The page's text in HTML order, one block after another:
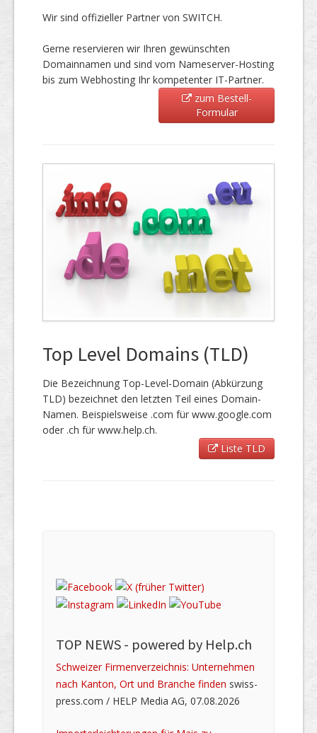
Wir sind offizieller Partner von SWITCH.
Gerne reservieren wir Ihren gewünschten
Domainnamen und sind vom Nameserver-Hosting
bis zum Webhosting Ihr kompetenter IT-Partner.
zum Bestell-
Formular
Top Level Domains (TLD)
Die Bezeichnung Top-Level-Domain (Abkürzung
TLD) bezeichnet den letzten Teil eines Domain-
Namen. Beispielsweise .com für www.google.com
oder .ch für www.help.ch.
Liste TLD
TOP NEWS - powered by Help.ch
Schweizer Firmenverzeichnis: Unternehmen
nach Kanton, Ort und Branche finden swiss-
press.com / HELP Media AG, 07.08.2026